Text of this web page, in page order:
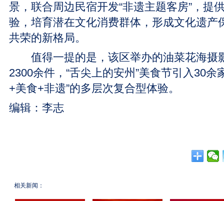
景，联合周边民宿开发“非遗主题客房”，提
验，培育潜在文化消费群体，形成文化遗产
共荣的新格局。
值得一提的是，该区举办的油菜花海摄
2300余件，“舌尖上的安州”美食节引入30余
+美食+非遗”的多层次复合型体验。
编辑：李志
相关新闻：